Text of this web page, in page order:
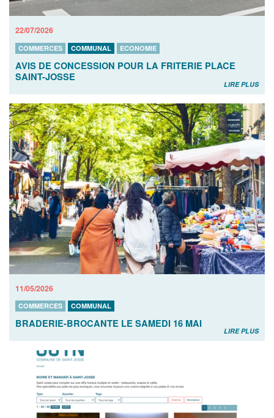
22/07/2026
COMMERCES COMMUNAL ECONOMIE
AVIS DE CONCESSION POUR LA FRITERIE PLACE
SAINT-JOSSE
LIRE PLUS
11/05/2026
COMMERCES COMMUNAL
BRADERIE-BROCANTE LE SAMEDI 16 MAI
LIRE PLUS